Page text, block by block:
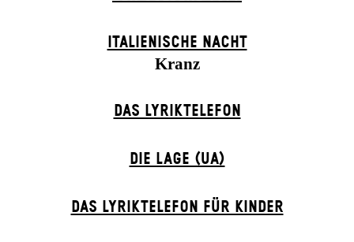
ITALIENISCHE NACHT
Kranz
DAS LYRIKTELEFON
DIE LAGE (UA)
DAS LYRIKTELEFON FÜR KINDER